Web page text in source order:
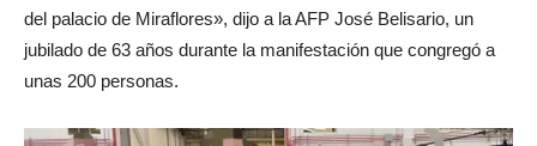
del palacio de Miraflores», dijo a la AFP José Belisario, un
jubilado de 63 años durante la manifestación que congregó a
unas 200 personas.